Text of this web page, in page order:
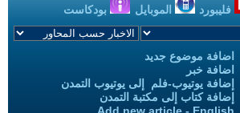
فليبورد الموبايل بودكاست
اضافة موضوع جديد
اضافة خبر
إضافة يوتيوب-فلم إلى يوتيوب التمدن
إضافة كتاب إلى مكتبة التمدن